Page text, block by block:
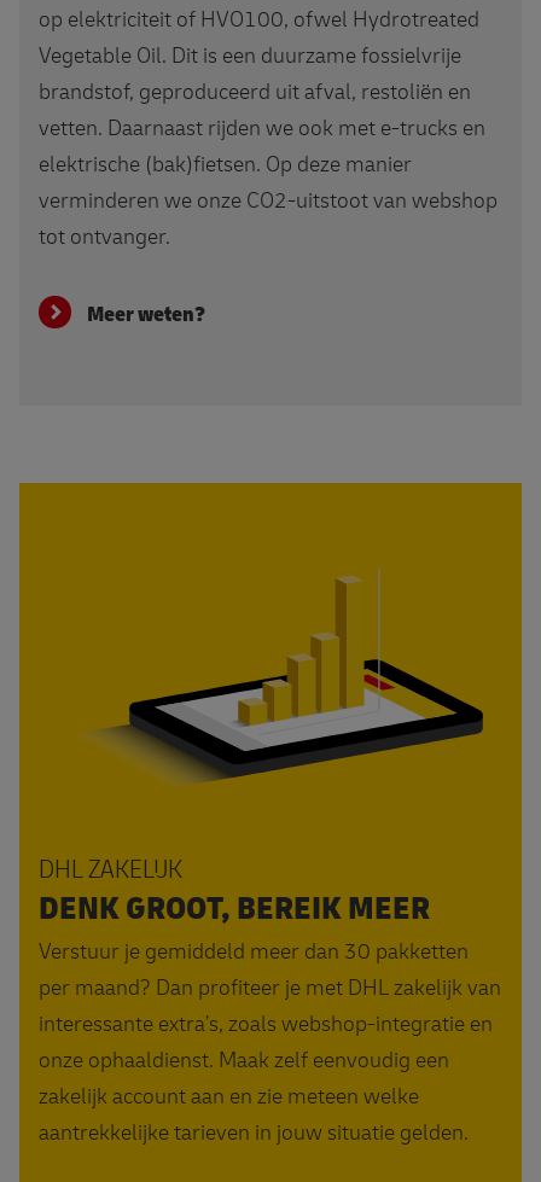
op elektriciteit of HVO100, ofwel Hydrotreated
Vegetable Oil. Dit is een duurzame fossielvrije
brandstof, geproduceerd uit afval, restoliën en
vetten. Daarnaast rijden we ook met e-trucks en
elektrische (bak)fietsen. Op deze manier
verminderen we onze CO2-uitstoot van webshop
tot ontvanger.
Meer weten?
DHL ZAKELIJK
DENK GROOT, BEREIK MEER
Verstuur je gemiddeld meer dan 30 pakketten
per maand? Dan profiteer je met DHL zakelijk van
interessante extra’s, zoals webshop-integratie en
onze ophaaldienst. Maak zelf eenvoudig een
zakelijk account aan en zie meteen welke
aantrekkelijke tarieven in jouw situatie gelden.